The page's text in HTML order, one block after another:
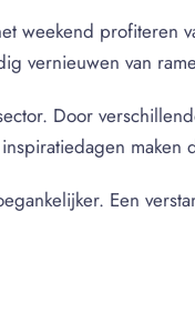
weekend
vernieuwen van
Door
maken
Een